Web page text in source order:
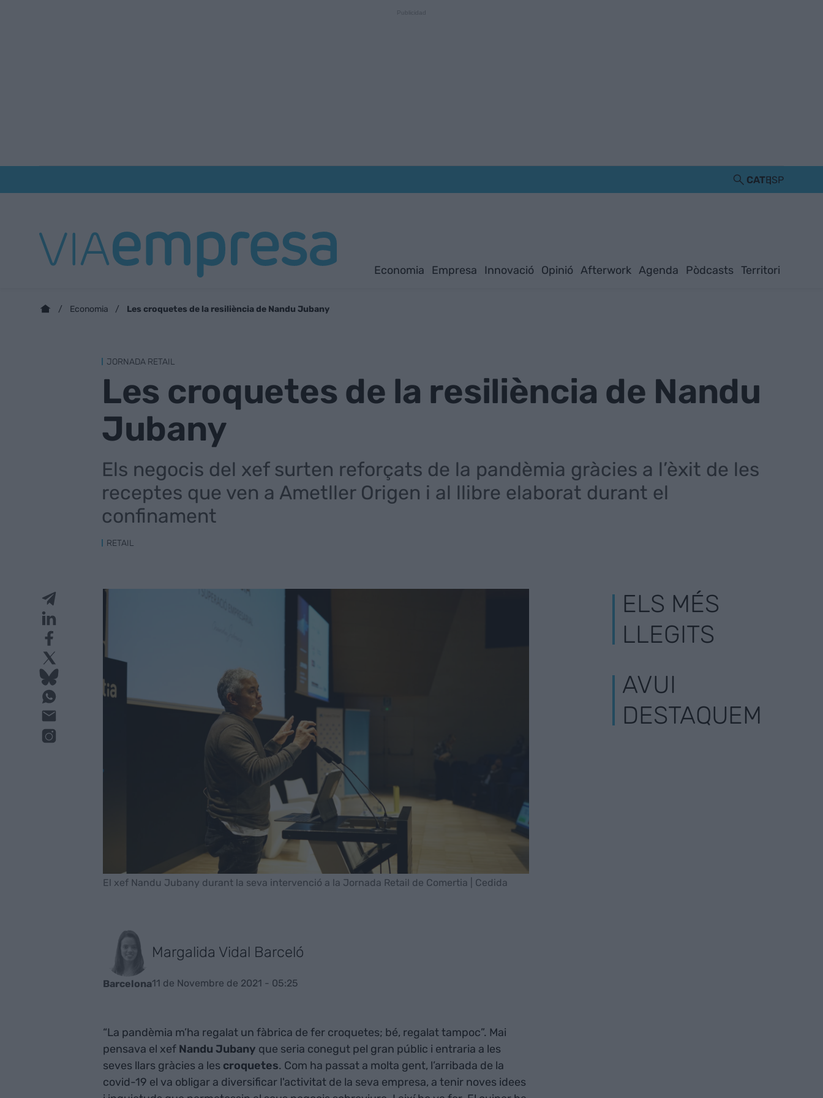
CATESP
Economia Empresa Innovació Opinió Afterwork Agenda Pòdcasts Territori
Economia Les croquetes de la resiliència de Nandu Jubany
JORNADA RETAIL
Les croquetes de la resiliència de Nandu
Jubany
Els negocis del xef surten reforçats de la pandèmia gràcies a l’èxit de les
receptes que ven a Ametller Origen i al llibre elaborat durant el
confinament
RETAIL
El xef Nandu Jubany durant la seva intervenció a la Jornada Retail de Comertia | Cedida
Margalida Vidal Barceló
Barcelona11 de Novembre de 2021 - 05:25
“La pandèmia m’ha regalat un fàbrica de fer croquetes; bé, regalat tampoc”. Mai
pensava el xef Nandu Jubany que seria conegut pel gran públic i entraria a les
seves llars gràcies a les croquetes. Com ha passat a molta gent, l’arribada de la
covid-19 el va obligar a diversificar l'activitat de la seva empresa, a tenir noves idees
ELS MÉS
LLEGITS
AVUI
DESTAQUEM